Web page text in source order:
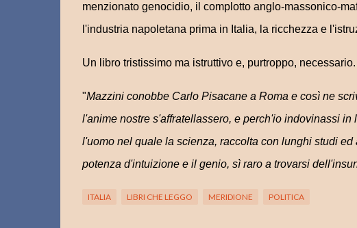
menzionato genocidio, il complotto anglo-massonico-
l'industria napoletana prima in Italia, la ricchezza e
Un libro tristissimo ma istruttivo e, purtroppo, necessario.
"Mazzini conobbe Carlo Pisacane a Roma e così ne
l'anime nostre s'affratellassero, e perch'io indovinassi
l'uomo nel quale la scienza, raccolta con lunghi studi
potenza d'intuizione e il genio, sì raro a trovarsi
ITALIA LIBRI CHE LEGGO MERIDIONE POLITICA